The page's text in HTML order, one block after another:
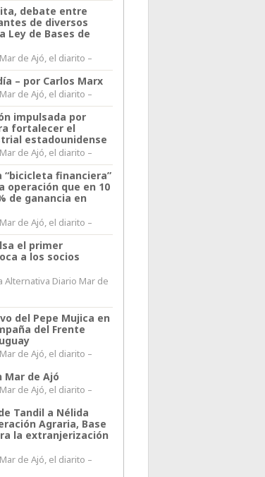
debate entre
de diversos
Ley de Bases de
de Ajó, el diarito –
– por Carlos Marx
de Ajó, el diarito –
impulsada por
fortalecer el
estadounidense
de Ajó, el diarito –
“bicicleta financiera”
operación que en 10
de ganancia en
de Ajó, el diarito –
el primer
a los socios
Alternativa Diario Mar de
del Pepe Mujica en
del Frente
de Ajó, el diarito –
Mar de Ajó
de Ajó, el diarito –
Tandil a Nélida
Agraria, Base
la extranjerización
de Ajó, el diarito –